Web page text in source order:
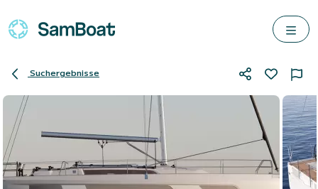
Suchergebnisse